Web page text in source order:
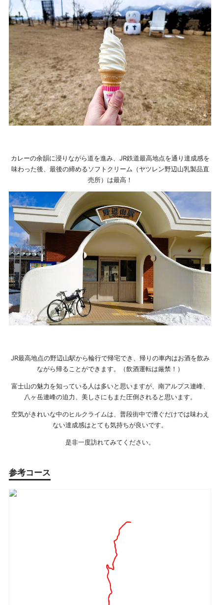
カレーの余韻に浸りながら道を進み、JR鉄道最高地点を通り達成感を
味わった後、最後の締めるソフトクリーム（ヤツレン野辺山乳製品直
売所）は最高！
JR最高地点の野辺山駅から輪行で帰宅でき、帰りの車内はお酒を飲み
ながら帰ることができます。（飲酒運転は厳禁！）
富士山の魅力を知っている人は多いと思いますが、南アルプス連峰、
八ヶ岳連峰の迫力、美しさにもまた圧倒されると思います。
空気がきれいな中のヒルクライムは、普段街中で漕ぐだけでは味わえ
ない達成感はとても気持ちが良いです。
是非一度訪れてみてください。
参考コース